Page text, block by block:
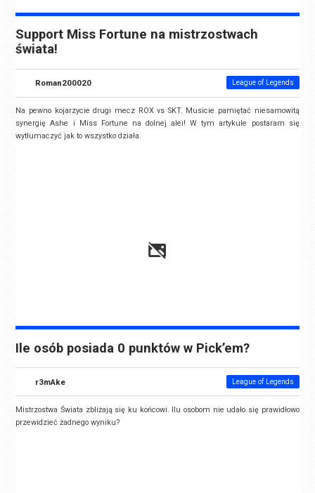
Support Miss Fortune na mistrzostwach
świata!
Roman200020 League of Legends
Na pewno kojarzycie drugi mecz ROX vs SKT. Musicie pamiętać niesamowitą
synergię Ashe i Miss Fortune na dolnej alei! W tym artykule postaram się
wytłumaczyć jak to wszystko działa.
Ile osób posiada 0 punktów w Pick’em?
r3mAke League of Legends
Mistrzostwa Świata zbliżają się ku końcowi. Ilu osobom nie udało się prawidłowo
przewidzieć żadnego wyniku?